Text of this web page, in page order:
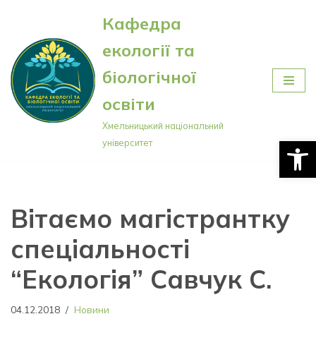
Перейти
до
вмісту
Кафедра
екології та
біологічної
освіти
Хмельницький національний
університет
Вітаємо магістрантку
спеціальності
“Екологія” Савчук С.
04.12.2018 Новини